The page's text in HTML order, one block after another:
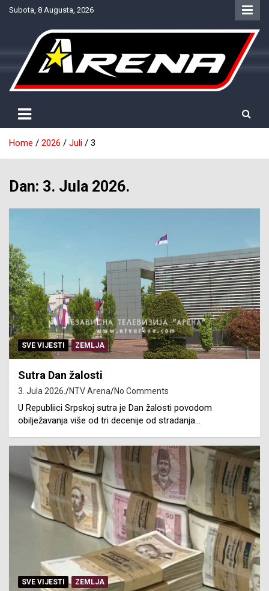
SkipSubota, 8 Augusta, 2026
NTV Arena
Home 2026 Juli 3
Dan: 3. Jula 2026.
SVE VIJESTI ZEMLJA
Sutra Dan žalosti
3. Jula 2026. NTV Arena No Comments
U Republiici Srpskoj sutra je Dan žalosti povodom
obilježavanja više od tri decenije od stradanja…
SVE VIJESTI ZEMLJA